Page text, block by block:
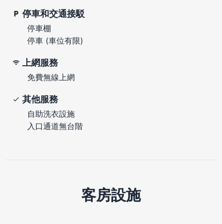
停車和交通接駁
停車棚
停車 (車位有限)
上網服務
免費無線上網
其他服務
自助洗衣設施
入口通道無台階
客房設施